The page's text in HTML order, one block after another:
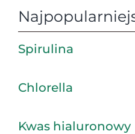
Spirulina
Chlorella
Kwas hialuronowy